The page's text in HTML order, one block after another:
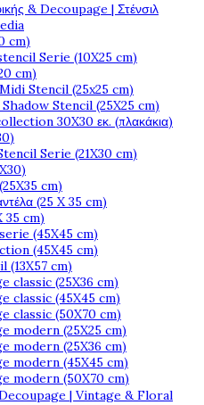
& Decoupage | Στένσιλ
cm)
Serie (10X25 cm)
cm)
Stencil (25x25 cm)
Stencil (25X25 cm)
30X30 εκ. (πλακάκια)
Serie (21X30 cm)
cm)
(25 X 35 cm)
35 cm)
(45X45 cm)
(45X45 cm)
(13X57 cm)
classic (25X36 cm)
classic (45X45 cm)
classic (50X70 cm)
modern (25X25 cm)
modern (25X36 cm)
modern (45X45 cm)
modern (50X70 cm)
Decoupage | Vintage & Floral